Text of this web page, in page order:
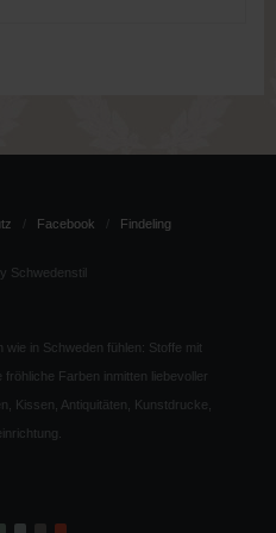
Facebook Findeling
Schwedenstil
in Schweden fühlen: Stoffe mit
Farben inmitten liebevoller
Kissen, Antiquitäten, Kunstdrucke,